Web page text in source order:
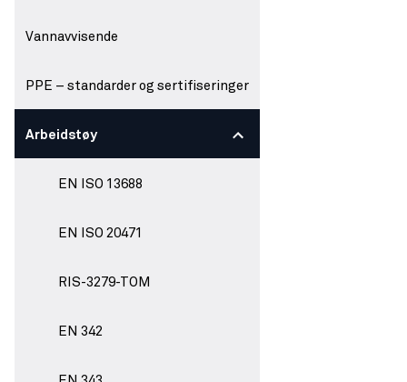
Vannavvisende
PPE – standarder og sertifiseringer
Arbeidstøy
EN ISO 13688
EN ISO 20471
RIS-3279-TOM
EN 342